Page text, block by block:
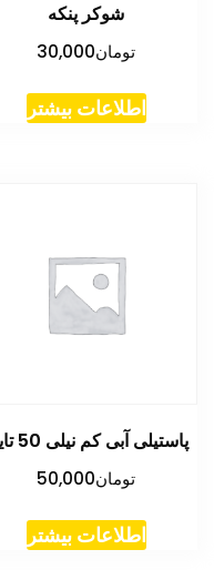
شوکر پنکه
تومان30,000
اطلاعات بیشتر
پاستیلی آبی کم نیلی 50 تایی
تومان50,000
اطلاعات بیشتر